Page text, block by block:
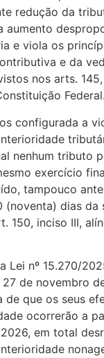
redução da
aumento
e viola os
e da
nos arts. 145,
Federal.
configurada a
nenhum tributo
exercício
tampouco
(noventa) dias da
inciso III,
Lei nº 15.270/
de novembro
de que os seus
ocorrerão a
em total